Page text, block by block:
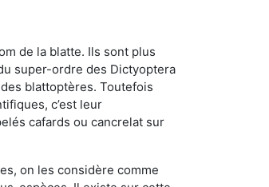
de la blatte. Ils sont plus
super-ordre des Dictyoptera
blattoptères. Toutefois
c’est leur
cafards ou cancrelat sur
on les considère comme